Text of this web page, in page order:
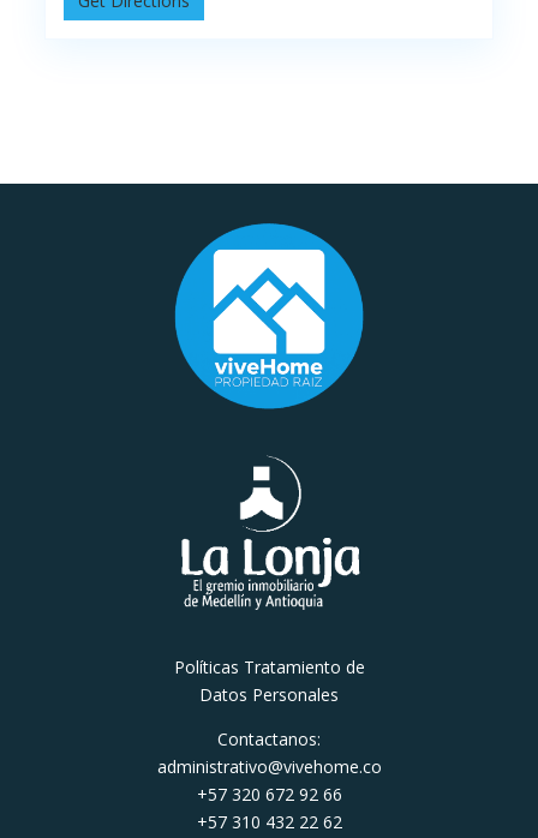
Políticas Tratamiento de
Datos Personales
Contactanos:
administrativo@vivehome.co
+57 320 672 92 66
+57 310 432 22 62